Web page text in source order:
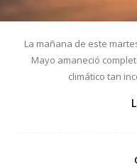
La mañana de este
Mayo amaneció
climático tan